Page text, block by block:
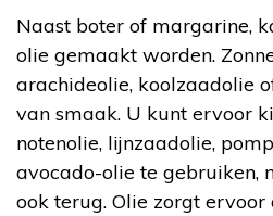
Naast boter of margarine,
olie gemaakt worden.
arachideolie, koolzaadolie
van smaak. U kunt ervoor
notenolie, lijnzaadolie,
avocado-olie te gebruiken,
ook terug. Olie zorgt